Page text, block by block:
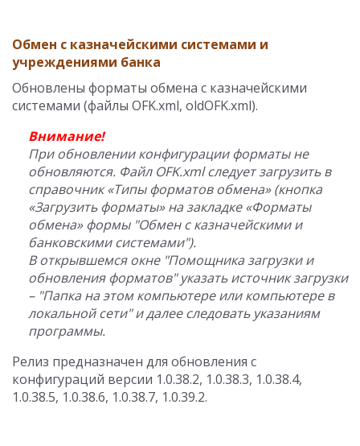
Обмен с казначейскими системами и
учреждениями банка
Обновлены форматы обмена с казначейскими
системами (файлы OFK.xml, oldOFK.xml).
Внимание!
При обновлении конфигурации форматы не
обновляются. Файл OFK.xml следует загрузить в
справочник «Типы форматов обмена» (кнопка
«Загрузить форматы» на закладке «Форматы
обмена» формы "Обмен с казначейскими и
банковскими системами").
В открывшемся окне "Помощника загрузки и
обновления форматов" указать источник загрузки
– "Папка на этом компьютере или компьютере в
локальной сети" и далее следовать указаниям
программы.
Релиз предназначен для обновления с
конфигураций версии 1.0.38.2, 1.0.38.3, 1.0.38.4,
1.0.38.5, 1.0.38.6, 1.0.38.7, 1.0.39.2.